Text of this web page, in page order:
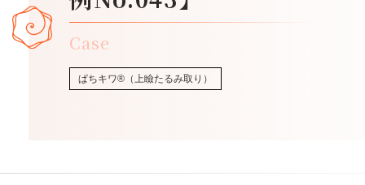
ぱちキワ®（上瞼たるみ取り）
Case